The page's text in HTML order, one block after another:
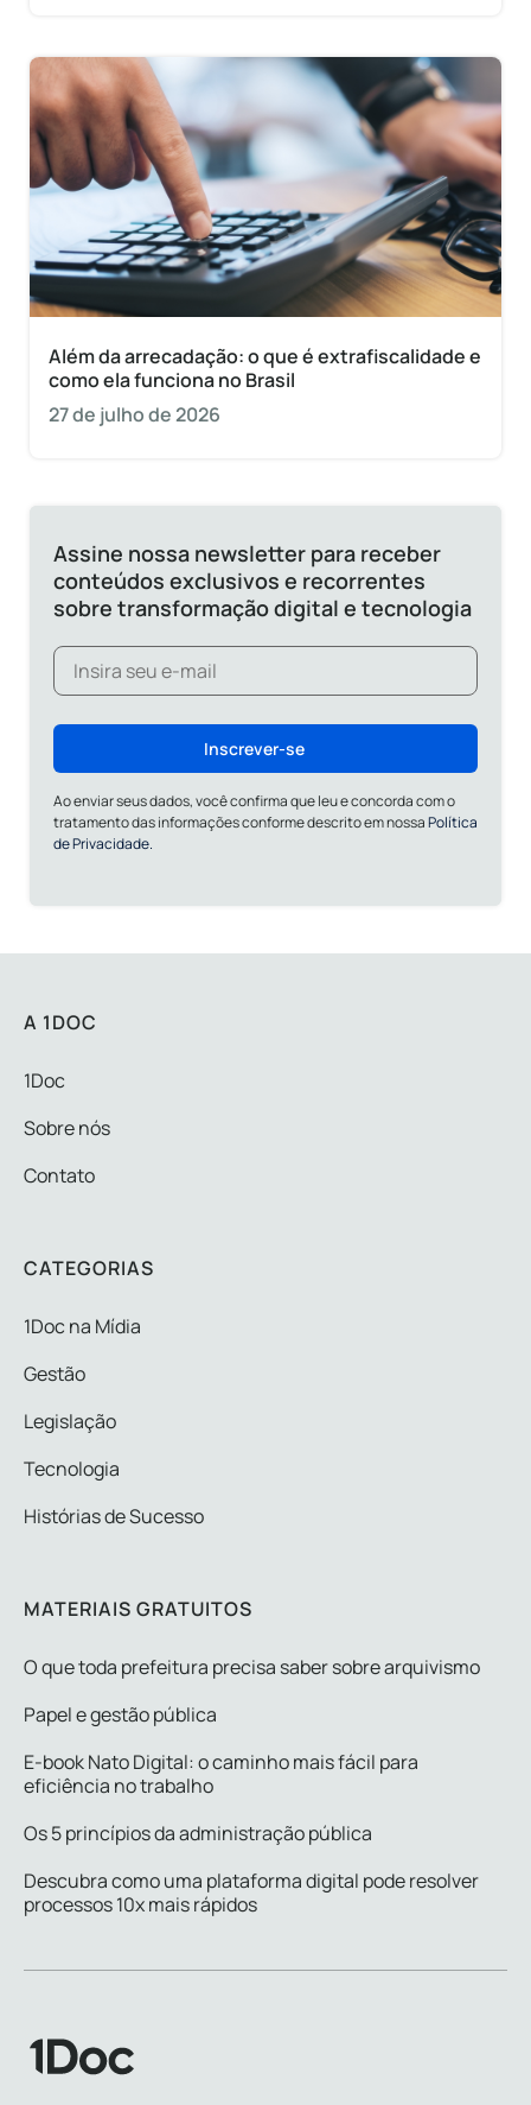
Além da arrecadação: o que é extrafiscalidade e
como ela funciona no Brasil
27 de julho de 2026
Assine nossa newsletter para receber
conteúdos exclusivos e recorrentes
sobre transformação digital e tecnologia
Inscrever-se
Ao enviar seus dados, você confirma que leu e concorda com o
tratamento das informações conforme descrito em nossaPolítica
de Privacidade.
A 1DOC
1Doc
Sobre nós
Contato
CATEGORIAS
1Doc na Mídia
Gestão
Legislação
Tecnologia
Histórias de Sucesso
MATERIAIS GRATUITOS
O que toda prefeitura precisa saber sobre arquivismo
Papel e gestão pública
E-book Nato Digital: o caminho mais fácil para
eficiência no trabalho
Os 5 princípios da administração pública
Descubra como uma plataforma digital pode resolver
processos 10x mais rápidos